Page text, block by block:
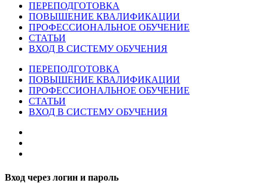
ПЕРЕПОДГОТОВКА
ПОВЫШЕНИЕ КВАЛИФИКАЦИИ
ПРОФЕССИОНАЛЬНОЕ ОБУЧЕНИЕ
СТАТЬИ
ВХОД В СИСТЕМУ ОБУЧЕНИЯ
ПЕРЕПОДГОТОВКА
ПОВЫШЕНИЕ КВАЛИФИКАЦИИ
ПРОФЕССИОНАЛЬНОЕ ОБУЧЕНИЕ
СТАТЬИ
ВХОД В СИСТЕМУ ОБУЧЕНИЯ
Вход через логин и пароль